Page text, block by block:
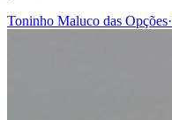
Toninho Maluco das Opções·